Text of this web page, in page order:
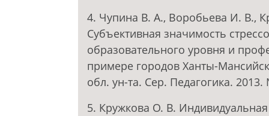
4. Чупина В. А., Воробьева И. В.,
Субъективная значимость
образовательного уровня и
примере городов Ханты-
обл. ун-та. Сер. Педагогика.
5. Кружкова О. В.